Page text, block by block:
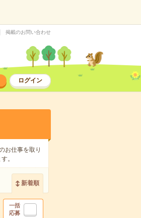
掲載のお問い合わせ
ログイン
お仕事を取り
。
新着順
一括
応募